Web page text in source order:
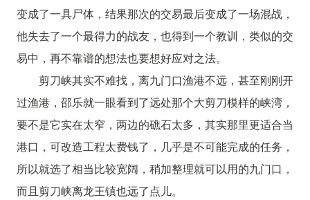
变成了一具尸体，结果那次的交易最后变成了一场混战，
他失去了一个最得力的战友，也得到一个教训，类似的交
易中，再不靠谱的想法也要想好应对之法。
剪刀峡其实不难找，离九门口渔港不远，甚至刚刚开
过渔港，邵乐就一眼看到了远处那个大剪刀模样的峡湾，
要不是它实在太窄，两边的礁石太多，其实那里更适合当
港口，可改造工程太费钱了，几乎是不可能完成的任务，
所以就选了相当比较宽阔，稍加整理就可以用的九门口，
而且剪刀峡离龙王镇也远了点儿。